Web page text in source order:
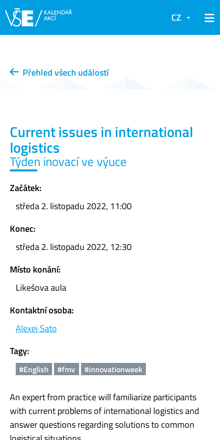
CZ
Přehled všech událostí
Current issues in international
logistics
Týden inovací ve výuce
Začátek:
středa 2. listopadu 2022, 11:00
Konec:
středa 2. listopadu 2022, 12:30
Místo konání:
Likešova aula
Kontaktní osoba:
Alexej Sato
Tagy:
#English #fmv #innovationweek
An expert from practice will familiarize participants
with current problems of international logistics and
answer questions regarding solutions to common